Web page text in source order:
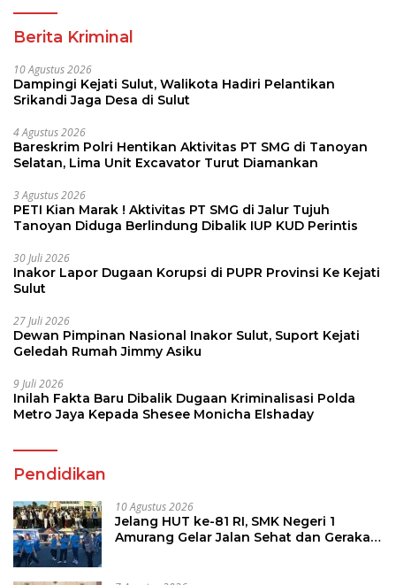
Berita Kriminal
10 Agustus 2026
Dampingi Kejati Sulut, Walikota Hadiri Pelantikan
Srikandi Jaga Desa di Sulut
4 Agustus 2026
Bareskrim Polri Hentikan Aktivitas PT SMG di Tanoyan
Selatan, Lima Unit Excavator Turut Diamankan
3 Agustus 2026
PETI Kian Marak ! Aktivitas PT SMG di Jalur Tujuh
Tanoyan Diduga Berlindung Dibalik IUP KUD Perintis
30 Juli 2026
Inakor Lapor Dugaan Korupsi di PUPR Provinsi Ke Kejati
Sulut
27 Juli 2026
Dewan Pimpinan Nasional Inakor Sulut, Suport Kejati
Geledah Rumah Jimmy Asiku
9 Juli 2026
Inilah Fakta Baru Dibalik Dugaan Kriminalisasi Polda
Metro Jaya Kepada Shesee Monicha Elshaday
Pendidikan
10 Agustus 2026
Jelang HUT ke-81 RI, SMK Negeri 1
Amurang Gelar Jalan Sehat dan Gerakan